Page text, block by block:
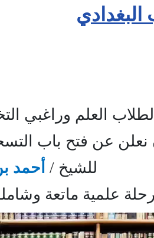
العلم وراغبي
نعلن عن فتح باب
للشيخ / أحمد
علمية ماتعة